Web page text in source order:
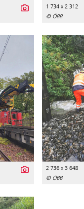
1 734 x 2 312
© ÖBB
2 736 x 3 648
© ÖBB